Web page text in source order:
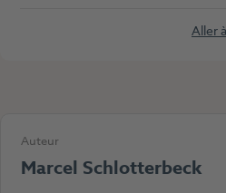
Aller
Auteur
Marcel Schlotterbeck